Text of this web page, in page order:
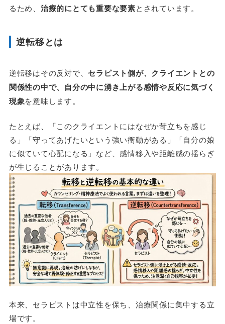
るため、 治療的にとても重要な要素とされています。
逆転移とは
逆転移はその反対で、 セラピスト側が、クライエントとの
関係性の中で、自分の中に湧き上がる感情や反応に気づく
現象を意味します。
たとえば、「このクライエントにはなぜか苛立ちを感じ
る」「守ってあげたいという強い衝動がある」「自分の娘
に似ていて心配になる」など、感情移入や距離感の揺らぎ
が生じることがあります。
本来、セラピストは中立性を保ち、治療関係に集中する立
場です。